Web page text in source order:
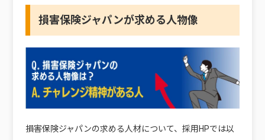
損害保険ジャパンが求める人物像
損害保険ジャパンの求める人材について、採用HPでは以